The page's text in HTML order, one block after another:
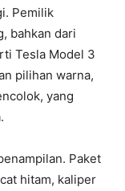
Pemilik
bahkan dari
Tesla Model 3
pilihan warna,
yang
Paket
hitam, kaliper